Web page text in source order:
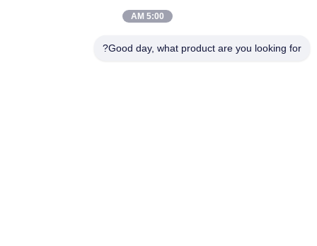
5:00 AM
Good day, what product are you looking